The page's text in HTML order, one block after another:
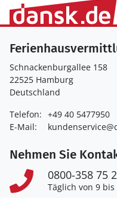
Schnackenburgallee 158
22525 Hamburg
Deutschland
Telefon: +49 40 5477950
E-Mail:
Nehmen Sie
0800-358 75
Täglich von 9